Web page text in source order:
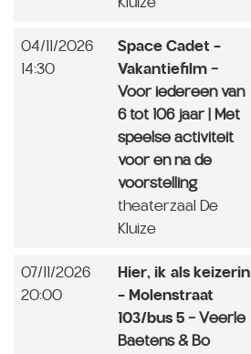
04/11/2026
14:30
Space Cadet -
Vakantiefilm -
Voor iedereen van
6 tot 106 jaar | Met
speelse activiteit
voor en na de
voorstelling
theaterzaal De
Kluize
07/11/2026
20:00
Hier, ik als keizerin
- Molenstraat
103/bus 5 - Veerle
Baetens & Bo